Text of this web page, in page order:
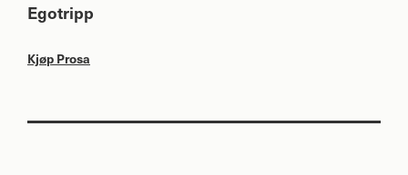
Egotripp
Kjøp Prosa